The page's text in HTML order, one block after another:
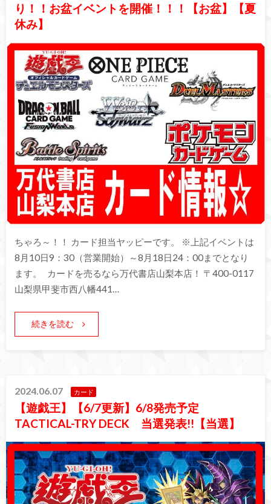
り！！お盆イベントを開催！！！【お盆】【夏
休み】
ちゃろ～！！ カード担当ヤッピーです。 ※上記イベントは
8月10日9：30（営業開始）～8月18日24：00までとなり
ます。 カードを売るなら万代書店山梨本店！ 〒400-0117
山梨県甲斐市西八幡441…
続きを読む
2024.06.07 カード
【遊戯王】【6/7更新】6/8発売予定
TACTICAL-TRY DECK 当選発表!!【当選】